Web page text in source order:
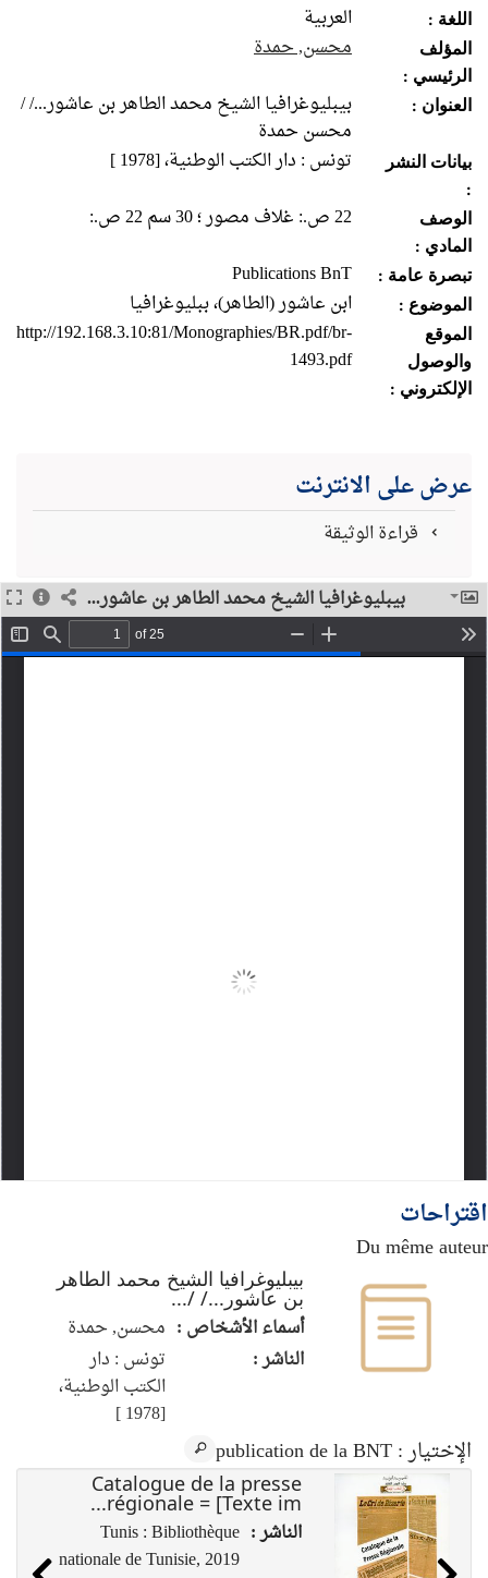
اللغة : العربية
المؤلف
الرئيسي :
محسن, حمدة
العنوان :
بيبليوغرافيا الشيخ محمد الطاهر بن عاشور.../ /
محسن حمدة
بيانات النشر
:
تونس : دار الكتب الوطنية، [1978 ]
الوصف
المادي :
22 ص.: غلاف مصور ؛ 30 سم 22 ص.:
تبصرة عامة : Publications BnT
الموضوع : ابن عاشور (الطاهر)، ببليوغرافيا
الموقع
والوصول
الإلكتروني :
http://192.168.3.10:81/Monographies/BR.pdf/br-
1493.pdf
عرض على الانترنت
قراءة الوثيقة
بيبليوغرافيا الشيخ محمد الطاهر بن عاشور...
اقتراحات
Du même auteur
بيبليوغرافيا الشيخ محمد الطاهر
بن عاشور.../ /...
أسماء الأشخاص : محسن, حمدة
الناشر :
تونس : دار
الكتب الوطنية،
[1978 ]
الإختيار: publication de la BNT
Catalogue de la presse
régionale = [Texte im...
الناشر : Tunis : Bibliothèque
nationale de Tunisie, 2019